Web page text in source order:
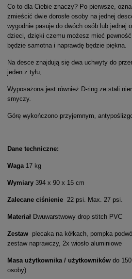
Co to dla Ciebie znaczy? Po pierwsze,
zmieścić dwie dorosłe osoby na jednej
wygodnie pasuje do dwóch osób lub jednej
dzieci, dzięki czemu możesz mieć
będzie samotna i naprawdę będzie piękna.
Na desce znajdują się dwa uchwyty do
jeden z tyłu,
Wyposażona jest również D-ring ze stali
smyczy.
Górę wykończono przyjemnym,
Dane techniczne:
Waga17 kg
Wymiary 394 x 90 x 15 cm
Zalecane ciśnienie 22 psi. Max. 27 psi.
Materiał Dwuwarstwowy drop stitch PVC
Zestaw plecaka na kółkach, pompka
zestaw naprawczy, 2x wiosło aluminiowe
Masa użytkownika / użytkowników do
osoby)